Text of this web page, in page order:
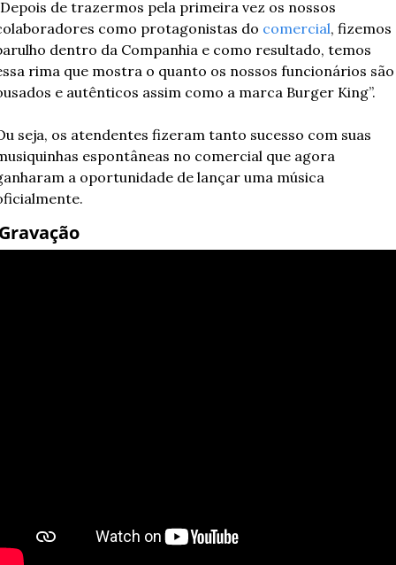
de trazermos pela primeira vez os nossos
como protagonistas do comercial, fizemos
dentro da Companhia e como resultado, temos
rima que mostra o quanto os nossos funcionários são
e autênticos assim como a marca Burger King”.
seja, os atendentes fizeram tanto sucesso com suas
espontâneas no comercial que agora
a oportunidade de lançar uma música